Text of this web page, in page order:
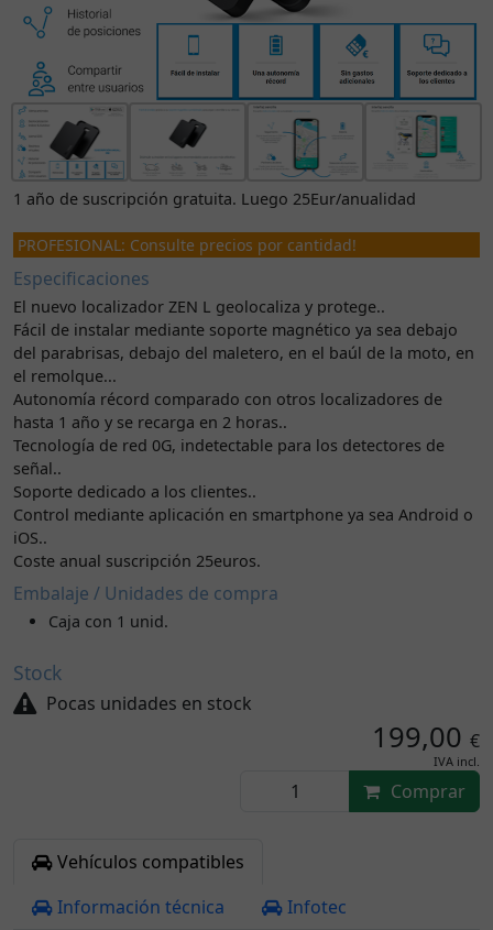
1 año de suscripción gratuita. Luego 25Eur/anualidad
PROFESIONAL: Consulte precios por cantidad!
Especificaciones
El nuevo localizador ZEN L geolocaliza y protege..
Fácil de instalar mediante soporte magnético ya sea debajo
del parabrisas, debajo del maletero, en el baúl de la moto, en
el remolque...
Autonomía récord comparado con otros localizadores de
hasta 1 año y se recarga en 2 horas..
Tecnología de red 0G, indetectable para los detectores de
señal..
Soporte dedicado a los clientes..
Control mediante aplicación en smartphone ya sea Android o
iOS..
Coste anual suscripción 25euros.
Embalaje / Unidades de compra
Caja con 1 unid.
Stock
Pocas unidades en stock
199,00 €
IVA incl.
Comprar
Vehículos compatibles
Información técnica
Infotec